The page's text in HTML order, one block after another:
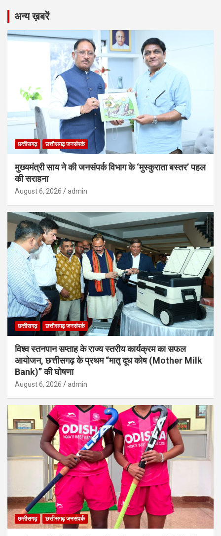
अन्य ख़बरें
छत्तीसगढ़ छत्तीसगढ़ जनसंपर्क
मुख्यमंत्री साय ने की जनसंपर्क विभाग के ‘मुस्कुराता बस्तर’ पहल
की सराहना
August 6, 2026 admin
छत्तीसगढ़ छत्तीसगढ़ जनसंपर्क
विश्व स्तनपान सप्ताह के राज्य स्तरीय कार्यक्रम का सफल
आयोजन, छत्तीसगढ़ के प्रथम “मातृ दूध कोष (Mother Milk
Bank)” की घोषणा
August 6, 2026 admin
छत्तीसगढ़ छत्तीसगढ़ जनसंपर्क